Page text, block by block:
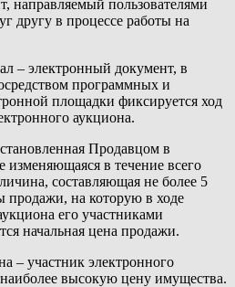
направляемый пользователями
другу в процессе работы на
– электронный документ, в
программных и
площадки фиксируется ход
аукциона.
Продавцом в
в течение всего
составляющая не более 5
продажи, на которую в ходе
его участниками
начальная цена продажи.
– участник электронного
высокую цену имущества.